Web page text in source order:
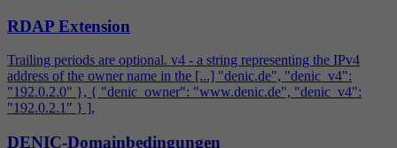
RDAP Extension
Trailing periods are optional. v4 - a string representing the IPv4
address of the owner name in the [...] "denic.de", "denic_v4":
"192.0.2.0" }, { "denic_owner": "www.denic.de", "denic_v4":
"192.0.2.1" } ],
DENIC-Domainbedingungen